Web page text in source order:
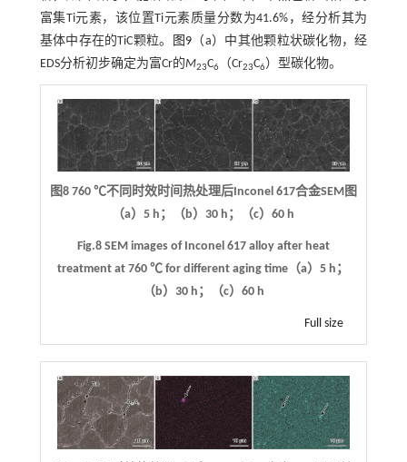
富集Ti元素，该位置Ti元素质量分数为41.6%，经分析其为
基体中存在的TiC颗粒。
图9 （a）中其他颗粒状碳化物，经
EDS分析初步确定为富Cr的M23C6 （Cr23C6 ）型碳化物。
图8 760 ℃不同时效时间热处理后Inconel 617合金SEM图
（a）5 h；（b）30 h；（c）60 h
Fig.8 SEM images of Inconel 617 alloy after heat
treatment at 760 ℃ for different aging time（a）5 h；
（b）30 h；（c）60 h
Full size